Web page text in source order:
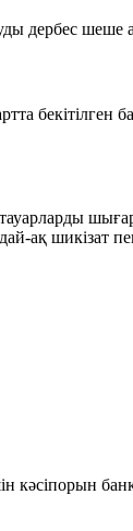
дербес шеше
ақ шикізат